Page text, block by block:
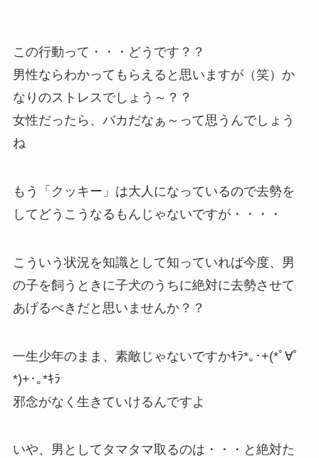
この行動って・・・どうです？？
男性ならわかってもらえると思いますが（笑）か
なりのストレスでしょう～？？
女性だったら、バカだなぁ～って思うんでしょう
ね
もう「クッキー」は大人になっているので去勢を
してどうこうなるもんじゃないですが・・・・
こういう状況を知識として知っていれば今度、男
の子を飼うときに子犬のうちに絶対に去勢させて
あげるべきだと思いませんか？？
一生少年のまま、素敵じゃないですかｷﾗ*｡･+(*ﾟ∀ﾟ
*)+･｡*ｷﾗ
邪念がなく生きていけるんですよ
いや、男としてタマタマ取るのは・・・と絶対た